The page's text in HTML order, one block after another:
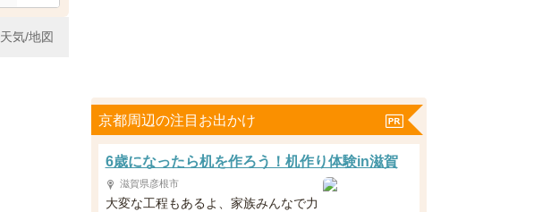
天気/地図
京都周辺の注目お出かけ
6歳になったら机を作ろう！机作り体験in滋賀
滋賀県彦根市
大変な工程もあるよ、家族みんなで力